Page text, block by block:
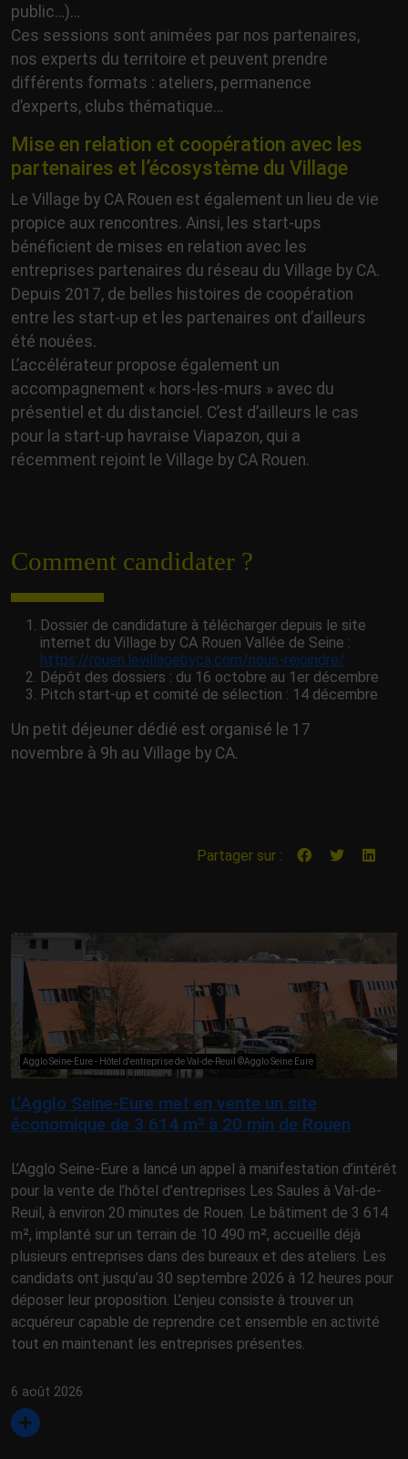
public…)…
Ces sessions sont animées par nos partenaires,
nos experts du territoire et peuvent prendre
différents formats : ateliers, permanence
d’experts, clubs thématique…
Mise en relation et coopération avec les
partenaires et l’écosystème du Village
Le Village by CA Rouen est également un lieu de vie
propice aux rencontres. Ainsi, les start-ups
bénéficient de mises en relation avec les
entreprises partenaires du réseau du Village by CA.
Depuis 2017, de belles histoires de coopération
entre les start-up et les partenaires ont d’ailleurs
été nouées.
L’accélérateur propose également un
accompagnement « hors-les-murs » avec du
présentiel et du distanciel. C’est d’ailleurs le cas
pour la start-up havraise Viapazon, qui a
récemment rejoint le Village by CA Rouen.
Comment candidater ?
Dossier de candidature à télécharger depuis le site
internet du Village by CA Rouen Vallée de Seine :
https://rouen.levillagebyca.com/nous-rejoindre/
Dépôt des dossiers : du 16 octobre au 1er décembre
Pitch start-up et comité de sélection : 14 décembre
Un petit déjeuner dédié est organisé le 17
novembre à 9h au Village by CA.
Partager sur :
Agglo Seine-Eure - Hôtel d'entreprise de Val-de-Reuil ©Agglo Seine Eure
L’Agglo Seine-Eure met en vente un site
économique de 3 614 m² à 20 min de Rouen
L’Agglo Seine-Eure a lancé un appel à manifestation d’intérêt
pour la vente de l’hôtel d’entreprises Les Saules à Val-de-
Reuil, à environ 20 minutes de Rouen. Le bâtiment de 3 614
m², implanté sur un terrain de 10 490 m², accueille déjà
plusieurs entreprises dans des bureaux et des ateliers. Les
candidats ont jusqu’au 30 septembre 2026 à 12 heures pour
déposer leur proposition. L’enjeu consiste à trouver un
acquéreur capable de reprendre cet ensemble en activité
tout en maintenant les entreprises présentes.
6 août 2026